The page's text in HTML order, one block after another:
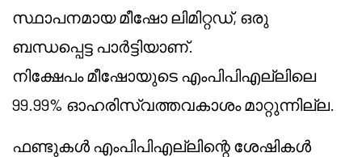
സ്ഥാപനമായമീഷോലിമിറ്റഡ്, ഒരു
ബന്ധപ്പെട്ട പാർട്ടിയാണ്.
നിക്ഷേപംമീഷോയുടെ എംപിപിഎല്ലിലെ
99.99% ഓഹരിസ്വത്തവകാശം മാറ്റുന്നില്ല.
ഫണ്ടുകൾ എംപിപിഎല്ലിന്റെ ശേഷികൾ